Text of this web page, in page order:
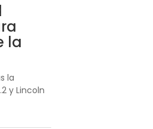
la
la
y Lincoln